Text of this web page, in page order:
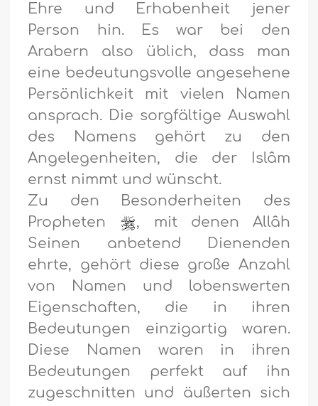
Ehre und Erhabenheit jener
Person hin. Es war bei den
Arabern also üblich, dass man
eine bedeutungsvolle angesehene
Persönlichkeit mit vielen Namen
ansprach. Die sorgfältige Auswahl
des Namens gehört zu den
Angelegenheiten, die der Islâm
ernst nimmt und wünscht.
Zu den Besonderheiten des
Propheten
, mit denen Allâh
Seinen anbetend Dienenden
ehrte, gehört diese große Anzahl
von Namen und lobenswerten
Eigenschaften, die in ihren
Bedeutungen einzigartig waren.
Diese Namen waren in ihren
Bedeutungen perfekt auf ihn
zugeschnitten und äußerten sich